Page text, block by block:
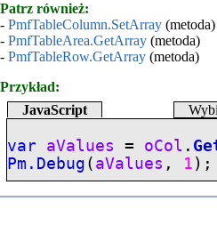
Patrz również:
- PmfTableColumn.SetArray (metoda)
- PmfTableArea.GetArray (metoda)
- PmfTableRow.GetArray (metoda)
Przykład:
JavaScript
var aValues = oCol .
Pm.Debug ( aValues , 1 );